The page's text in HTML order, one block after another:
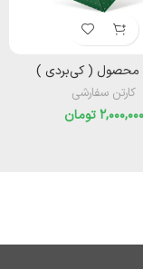
محصول ( کی‌بردی )‌
کارتن سفارشی
تومان